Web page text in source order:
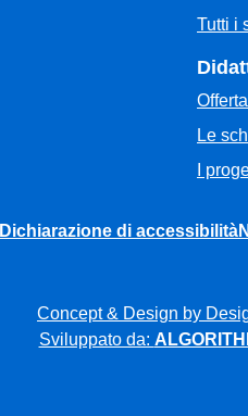
Tutti i
Le
I
Dichiarazione di accessibilità
Concept & Design by
Sviluppato da: